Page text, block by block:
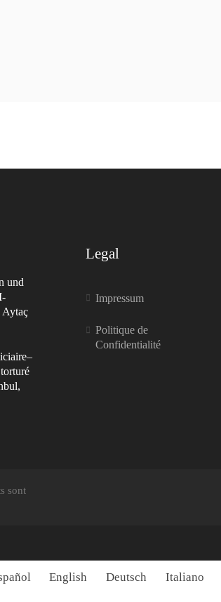
und
Aytaç
Legal
Impressum
Politique de
Confidentialité
sont
English Deutsch Italiano